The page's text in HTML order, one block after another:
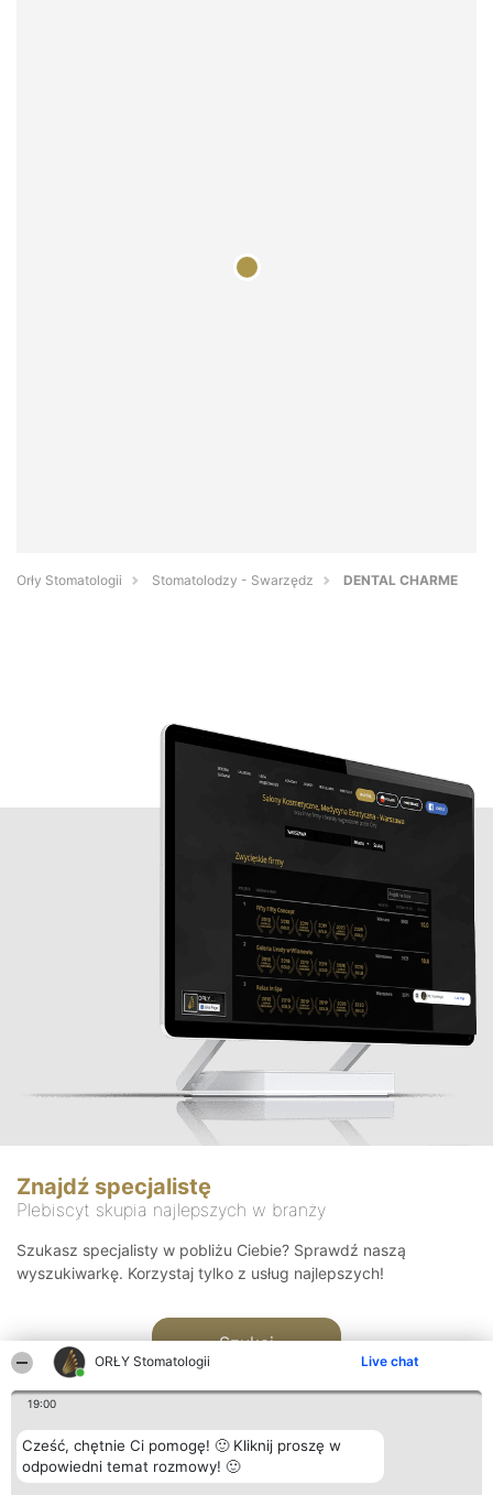
ORŁY Stomatologii Live chat
19:00
Cześć, chętnie Ci pomogę! 🙂 Kliknij proszę w
odpowiedni temat rozmowy! 🙂
Orły Stomatologii Stomatolodzy - Swarzędz DENTAL CHARME
Znajdź specjalistę
Plebiscyt skupia najlepszych w branży
Szukasz specjalisty w pobliżu Ciebie? Sprawdź naszą
wyszukiwarkę. Korzystaj tylko z usług najlepszych!
Szukaj